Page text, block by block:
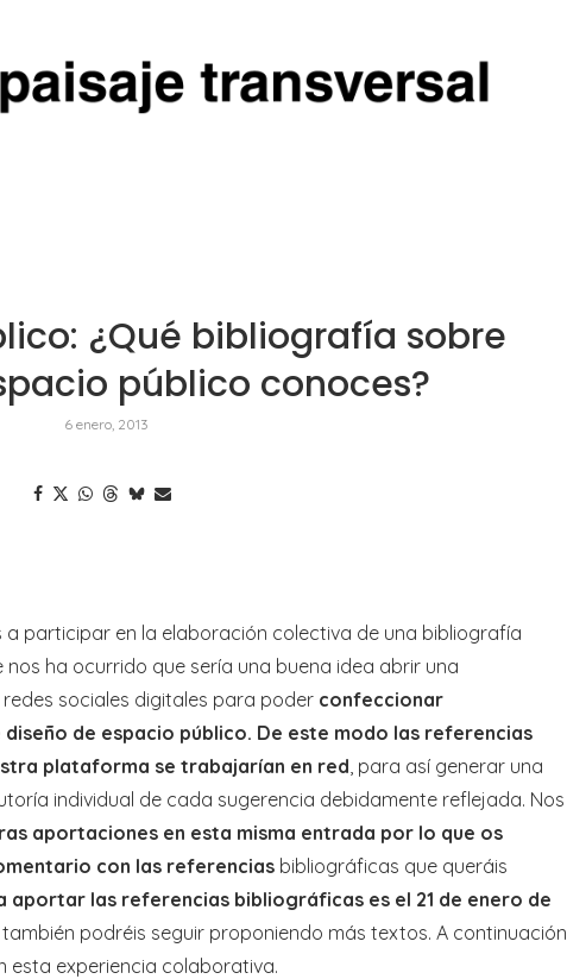
¿Qué bibliografía sobre
público conoces?
6 enero, 2013
a participar en la elaboración colectiva de una bibliografía
ha ocurrido que sería una buena idea abrir una
sociales digitales para poder confeccionar
de espacio público. De este modo las referencias
plataforma se trabajarían en red , para así generar una
individual de cada sugerencia debidamente reflejada. Nos
aportaciones en esta misma entrada por lo que os
con las referencias bibliográficas que queráis
aportar las referencias bibliográficas es el 21 de enero de
podréis seguir proponiendo más textos. A continuación
esta experiencia colaborativa.